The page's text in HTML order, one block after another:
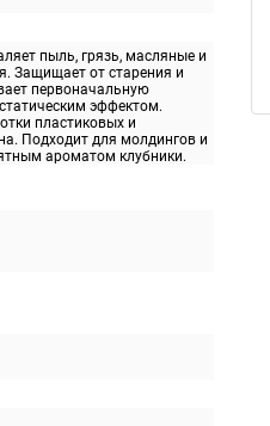
пыль, грязь, масляные и
Защищает от старения и
первоначальную
эффектом.
пластиковых и
Подходит для молдингов и
ароматом клубники.